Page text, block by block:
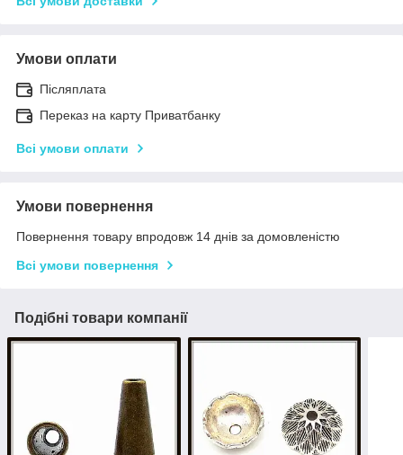
Умови оплати
Післяплата
Переказ на карту Приватбанку
Всі умови оплати
Умови повернення
Повернення товару впродовж 14 днів за домовленістю
Всі умови повернення
Подібні товари компанії